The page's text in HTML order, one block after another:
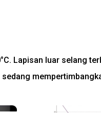
Lapisan luar selang